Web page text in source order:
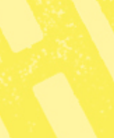
1 min lästid